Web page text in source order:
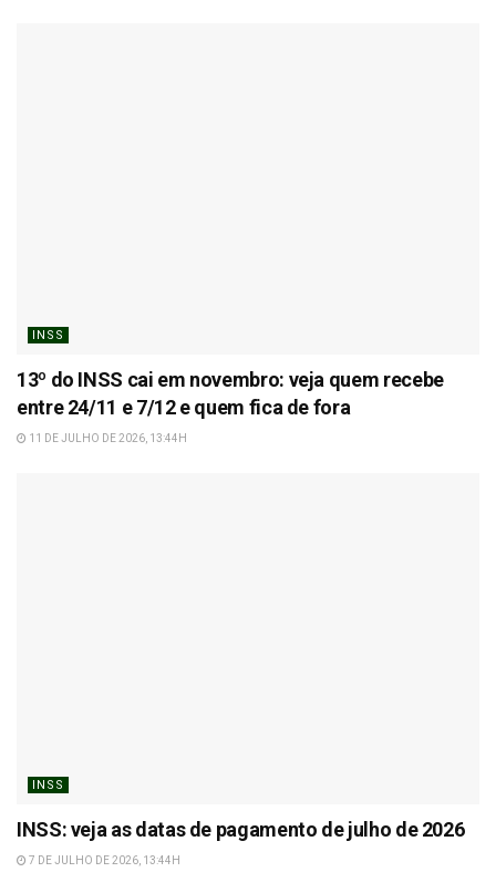
INSS
13º do INSS cai em novembro: veja quem recebe
entre 24/11 e 7/12 e quem fica de fora
11 DE JULHO DE 2026, 13:44H
INSS
INSS: veja as datas de pagamento de julho de 2026
7 DE JULHO DE 2026, 13:44H